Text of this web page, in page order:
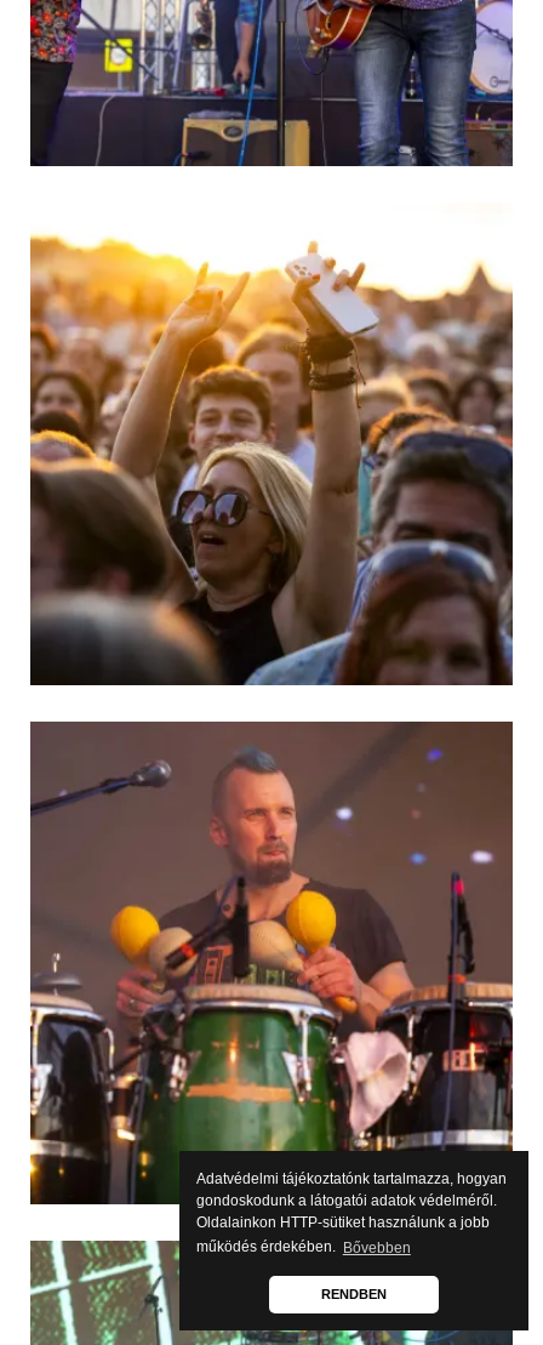
Adatvédelmi tájékoztatónk tartalmazza, hogyan
gondoskodunk a látogatói adatok védelméről.
Oldalainkon HTTP-sütiket használunk a jobb
működés érdekében. Bővebben
RENDBEN